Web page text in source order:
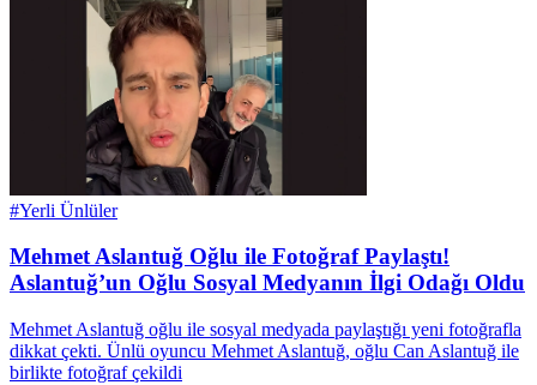
#Yerli Ünlüler
Mehmet Aslantuğ Oğlu ile Fotoğraf Paylaştı!
Aslantuğ’un Oğlu Sosyal Medyanın İlgi Odağı Oldu
Mehmet Aslantuğ oğlu ile sosyal medyada paylaştığı yeni fotoğrafla
dikkat çekti. Ünlü oyuncu Mehmet Aslantuğ, oğlu Can Aslantuğ ile
birlikte fotoğraf çekildi